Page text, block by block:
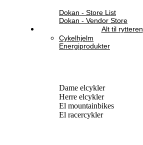
Dokan - Store List
Dokan - Vendor Store
Alt til rytteren
Cykelhjelm
Energiprodukter
Dame elcykler
Herre elcykler
El mountainbikes
El racercykler